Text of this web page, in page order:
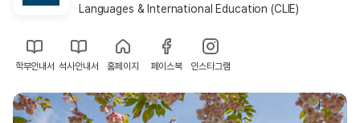
Languages & International Education (CLIE)
학부안내서 석사안내서 홈페이지 페이스북 인스타그램